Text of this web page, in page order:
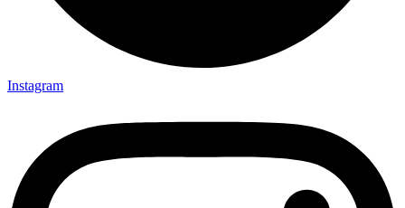
Instagram